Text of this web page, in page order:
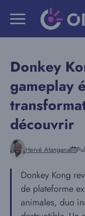
Donkey
gameplay
découvrir
Hervé Atangana
Donkey Kong
de plateforme
animales, duo